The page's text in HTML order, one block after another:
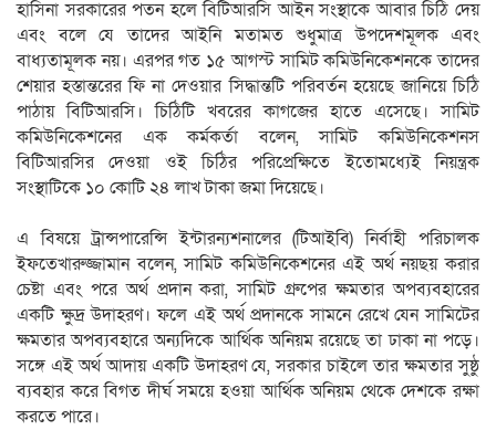
হাসিনা সরকারের পতন হলে বিটিআরসি আইন সংস্থাকে আবার চিঠি দেয়
এবং বলে যে তাদের আইনি মতামত শুধুমাত্র উপদেশমূলক এবং
বাধ্যতামূলক নয়। এরপর গত ১৫ আগস্ট সামিট কমিউনিকেশনকে তাদের
শেয়ার হস্তান্তরের ফি না দেওয়ার সিদ্ধান্তটি পরিবর্তন হয়েছে জানিয়ে চিঠি
পাঠায় বিটিআরসি। চিঠিটি খবরের কাগজের হাতে এসেছে। সামিট
কমিউনিকেশনের এক কর্মকর্তা বলেন, সামিট কমিউনিকেশনস
বিটিআরসির দেওয়া ওই চিঠির পরিপ্রেক্ষিতে ইতোমধ্যেই নিয়ন্ত্রক
সংস্থাটিকে ১০ কোটি ২৪ লাখ টাকা জমা দিয়েছে।
এ বিষয়ে ট্রান্সপারেন্সি ইন্টারন্যশনালের (টিআইবি) নির্বাহী পরিচালক
ইফতেখারুজ্জামান বলেন, সামিট কমিউনিকেশনের এই অর্থ নয়ছয় করার
চেষ্টা এবং পরে অর্থ প্রদান করা, সামিট গ্রুপের ক্ষমতার অপব্যবহারের
একটি ক্ষুদ্র উদাহরণ। ফলে এই অর্থ প্রদানকে সামনে রেখে যেন সামিটের
ক্ষমতার অপব্যবহারে অন্যদিকে আর্থিক অনিয়ম রয়েছে তা ঢাকা না পড়ে।
সঙ্গে এই অর্থ আদায় একটি উদাহরণ যে, সরকার চাইলে তার ক্ষমতার সুষ্ঠু
ব্যবহার করে বিগত দীর্ঘ সময়ে হওয়া আর্থিক অনিয়ম থেকে দেশকে রক্ষা
করতে পারে।